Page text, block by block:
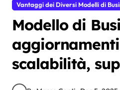
Vantaggi dei Diversi Modelli di
Modello di
scalabilità,